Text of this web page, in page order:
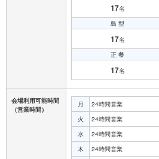
17名
島 型
17名
正 餐
17名
会場利用可能時間
（営業時間）
月
24時間営業
火
24時間営業
水
24時間営業
木
24時間営業